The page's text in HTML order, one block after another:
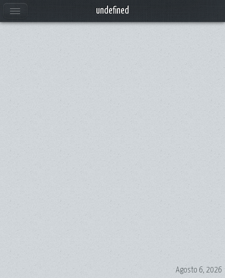
Anuncios
Agosto 6, 2026
undefined